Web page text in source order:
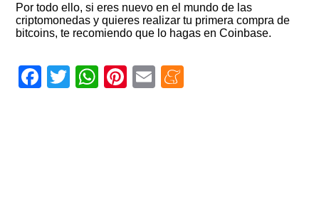
Por todo ello, si eres nuevo en el mundo de las
criptomonedas y quieres realizar tu primera compra de
bitcoins, te recomiendo que lo hagas en Coinbase.
Facebook
Twitter
WhatsApp
Pinterest
Email